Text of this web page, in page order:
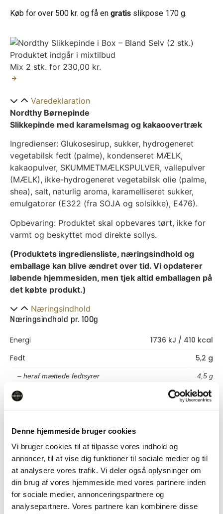
Denne hjemmeside bruger cookies
Vi bruger cookies til at tilpasse vores indhold og
annoncer, til at vise dig funktioner til sociale medier og til
at analysere vores trafik. Vi deler også oplysninger om
din brug af vores hjemmeside med vores partnere inden
for sociale medier, annonceringspartnere og
analysepartnere. Vores partnere kan kombinere disse
Køb for over 500 kr. og få en gratis slikpose 170 g.
Produktet indgår i mixtilbud
Mix 2 stk. for 230,00 kr.
Varedeklaration
Nordthy Børnepinde
Slikkepinde med karamelsmag og kakaoovertræk
Ingredienser: Glukosesirup, sukker, hydrogeneret
vegetabilsk fedt (palme), kondenseret MÆLK,
kakaopulver, SKUMMETMÆLKSPULVER, vallepulver
(MÆLK), ikke-hydrogeneret vegetabilsk olie (palme,
shea), salt, naturlig aroma, karamelliseret sukker,
emulgatorer (E322 (fra SOJA og solsikke), E476).
Opbevaring: Produktet skal opbevares tørt, ikke for
varmt og beskyttet mod direkte sollys.
(Produktets ingrediensliste, næringsindhold og
emballage kan blive ændret over tid. Vi opdaterer
løbende hjemmesiden, men tjek altid emballagen på
det købte produkt.)
Næringsindhold
Næringsindhold pr. 100g
Energi
1736 kJ / 410 kcal
Fedt
5,2 g
– heraf mættede fedtsyrer 4,5 g
Kulhydrater 90 g
– heraf sukkerarter 55 g
Protein
Salt
Specifikationer
Specifikationer
Varenummer
DE57080